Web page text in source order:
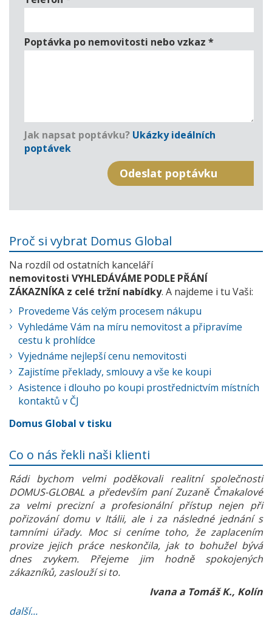
Poptávka po nemovitosti nebo vzkaz *
Jak napsat poptávku? Ukázky ideálních
poptávek
Proč si vybrat Domus Global
Na rozdíl od ostatních kanceláří
nemovitosti VYHLEDÁVÁME PODLE PŘÁNÍ
ZÁKAZNÍKA z celé tržní nabídky. A najdeme i tu Vaši:
Provedeme Vás celým procesem nákupu
Vyhledáme Vám na míru nemovitost a připravíme
cestu k prohlídce
Vyjednáme nejlepší cenu nemovitosti
Zajistíme překlady, smlouvy a vše ke koupi
Asistence i dlouho po koupi prostřednictvím místních
kontaktů v ČJ
Domus Global v tisku
Co o nás řekli naši klienti
Rádi bychom velmi poděkovali realitní společnosti
DOMUS-GLOBAL a především paní Zuzaně Čmakalové
za velmi precizní a profesionální přístup nejen při
pořizování domu v Itálii, ale i za následné jednání s
tamními úřady. Moc si ceníme toho, že zaplacením
provize jejich práce neskončila, jak to bohužel bývá
dnes zvykem. Přejeme jim hodně spokojených
zákazníků, zaslouží si to.
Ivana a Tomáš K., Kolín
další...